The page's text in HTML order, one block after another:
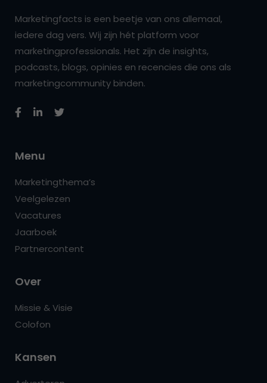
Marketingfacts is een beetje van ons allemaal,
iedere dag vers. Wij zijn hét platform voor
marketingprofessionals. Het zijn de insights,
podcasts, blogs, opinies en recencies die ons als
marketingcommunity binden.
Menu
Marketingthema’s
Veelgelezen
Vacatures
Jaarboek
Partnercontent
Over
Missie & Visie
Colofon
Kansen